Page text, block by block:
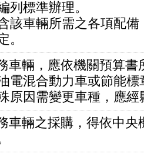
標準辦理。
該車輛所需之各項配備
。
車輛，應依機關預算
電混合動力車或節能標
原因需變更車種，應經
車輛之採購，得依中